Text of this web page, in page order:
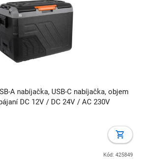
A nabíjačka, USB-C nabíjačka, objem
DC 12V / DC 24V / AC 230V
Kód: 425849